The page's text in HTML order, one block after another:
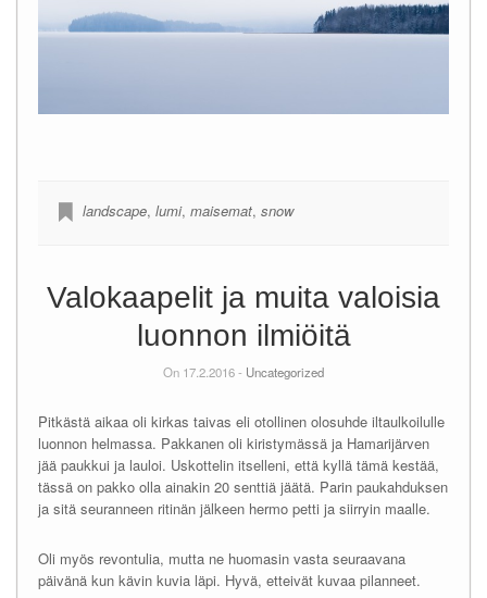
landscape, lumi, maisemat, snow
Valokaapelit ja muita valoisia
luonnon ilmiöitä
On 17.2.2016 - Uncategorized
Pitkästä aikaa oli kirkas taivas eli otollinen olosuhde iltaulkoilulle
luonnon helmassa. Pakkanen oli kiristymässä ja Hamarijärven
jää paukkui ja lauloi. Uskottelin itselleni, että kyllä tämä kestää,
tässä on pakko olla ainakin 20 senttiä jäätä. Parin paukahduksen
ja sitä seuranneen ritinän jälkeen hermo petti ja siirryin maalle.
Oli myös revontulia, mutta ne huomasin vasta seuraavana
päivänä kun kävin kuvia läpi. Hyvä, etteivät kuvaa pilanneet.